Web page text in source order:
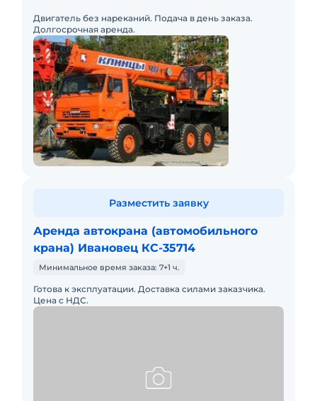
Двигатель без нареканий. Подача в день заказа.
Долгосрочная аренда.
Аренда автокрана (автомобильного
крана) Ивановец КС-35714
Минимальное время заказа: 7+1 ч.
Готова к эксплуатации. Доставка силами заказчика.
Цена с НДС.
Разместить заявку